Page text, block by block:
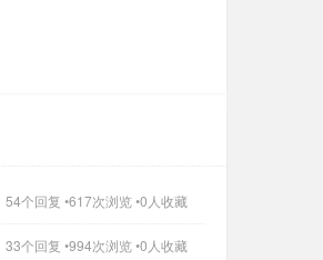
54个回复 •617次浏览 •0人收藏
33个回复 •994次浏览 •0人收藏